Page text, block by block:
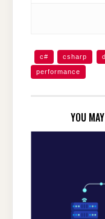
c# csharp
performance
YOU